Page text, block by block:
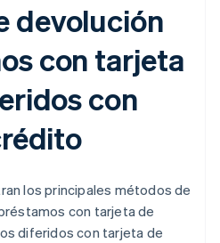
devolución
con tarjeta
con
los principales métodos de
con tarjeta de
diferidos con tarjeta de